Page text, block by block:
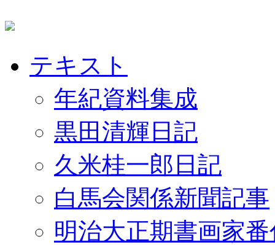
テキスト
年紀資料集成
黒田清輝日記
久米桂一郎日記
白馬会関係新聞記事
明治大正期書画家